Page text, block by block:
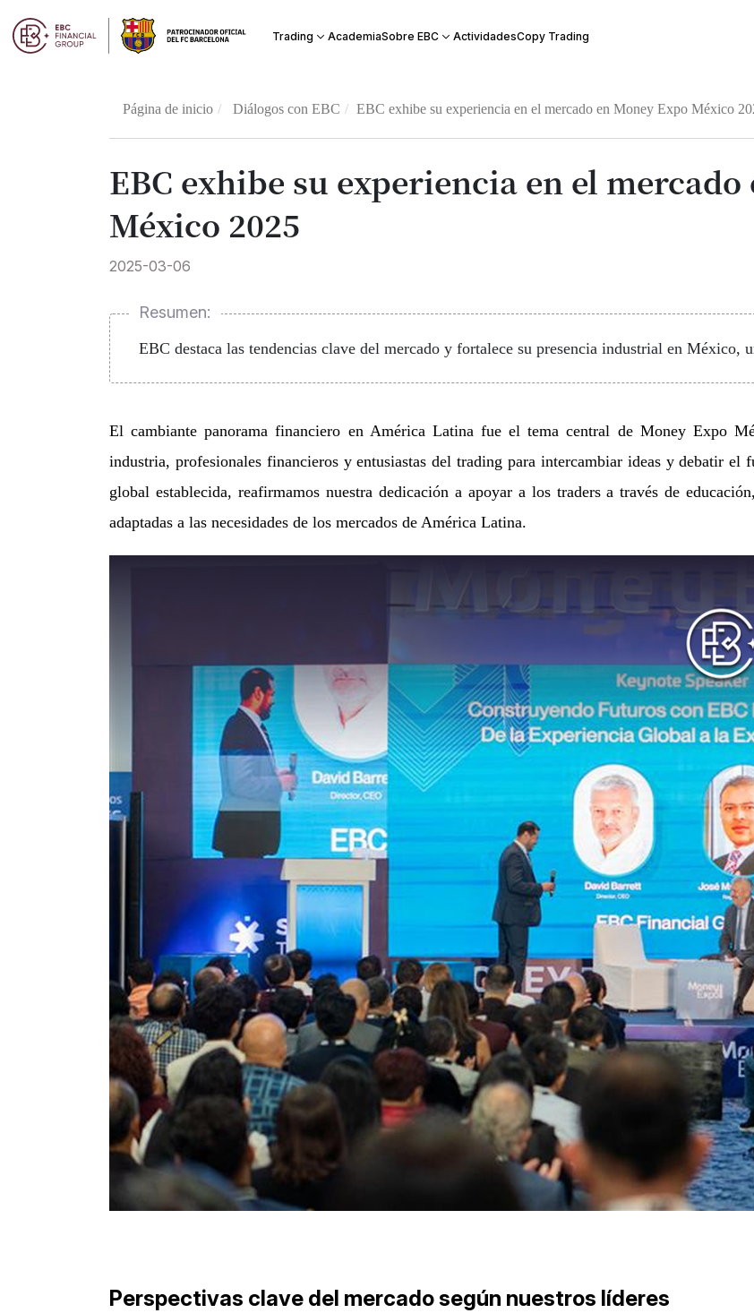
Trading AcademiaSobre EBC ActividadesCopy Trading
Página de inicio Diálogos con EBC EBC exhibe su experiencia en el mercado en Money Expo México
EBC exhibe su experiencia en el mercado
México 2025
2025-03-06
Resumen:
EBC destaca las tendencias clave del mercado y fortalece su presencia industrial en México,
El cambiante panorama financiero en América Latina fue el tema central de Money Expo
industria, profesionales financieros y entusiastas del trading para intercambiar ideas y debatir
global establecida, reafirmamos nuestra dedicación a apoyar a los traders a través de
adaptadas a las necesidades de los mercados de América Latina.
Perspectivas clave del mercado según nuestros líderes